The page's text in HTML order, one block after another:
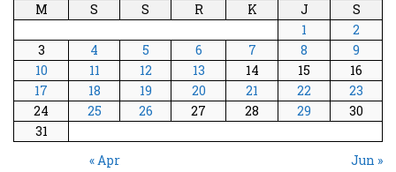
M
S S R K J
S
1
2
3
4 5 6 7 8
9
10
11 12 13 14 15
16
17
18 19 20 21 22
23
24
25 26 27 28 29
30
31
« Apr
Jun »